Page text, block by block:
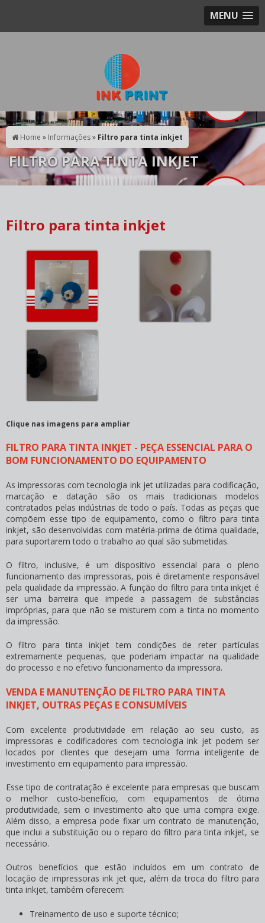
MENU
Home » Informações» Filtro para tinta inkjet
FILTRO PARA TINTA INKJET
Filtro para tinta inkjet
Clique nas imagens para ampliar
FILTRO PARA TINTA INKJET - PEÇA ESSENCIAL PARA O
BOM FUNCIONAMENTO DO EQUIPAMENTO
As impressoras com tecnologia ink jet utilizadas para codificação,
marcação e datação são os mais tradicionais modelos
contratados pelas indústrias de todo o país. Todas as peças que
compõem esse tipo de equipamento, como o filtro para tinta
inkjet, são desenvolvidas com matéria-prima de ótima qualidade,
para suportarem todo o trabalho ao qual são submetidas.
O filtro, inclusive, é um dispositivo essencial para o pleno
funcionamento das impressoras, pois é diretamente responsável
pela qualidade da impressão. A função do filtro para tinta inkjet é
ser uma barreira que impede a passagem de substâncias
impróprias, para que não se misturem com a tinta no momento
da impressão.
Ofiltro para tinta inkjet tem condições de reter partículas
extremamente pequenas, que poderiam impactar na qualidade
do processo e no efetivo funcionamento da impressora.
VENDA E MANUTENÇÃO DE FILTRO PARA TINTA
INKJET, OUTRAS PEÇAS E CONSUMÍVEIS
Com excelente produtividade em relação ao seu custo, as
impressoras e codificadores com tecnologia ink jet podem ser
locados por clientes que desejam uma forma inteligente de
investimento em equipamento para impressão.
Esse tipo de contratação é excelente para empresas que buscam
o melhor custo-benefício, com equipamentos de ótima
produtividade, sem o investimento alto que uma compra exige.
Além disso, a empresa pode fixar um contrato de manutenção,
que inclui a substituição ou o reparo do filtro para tinta inkjet, se
necessário.
Outros benefícios que estão incluídos em um contrato de
locação de impressoras ink jet que, além da troca do filtro para
tinta inkjet, também oferecem:
Treinamento de uso e suporte técnico;